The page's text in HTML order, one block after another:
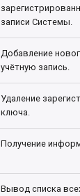
записи Системы.
Добавление
учётную запись.
Удаление
ключа.
Получение
Вывод списка